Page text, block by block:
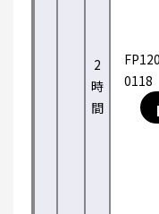
2
時
間
0118